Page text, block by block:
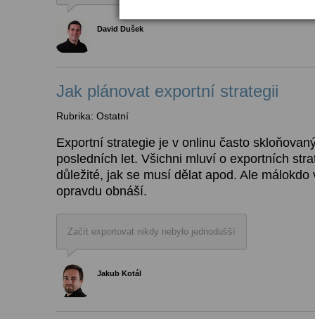
David Dušek
Jak plánovat exportní strategii
Rubrika: Ostatní
Exportní strategie je v onlinu často
posledních let. Všichni mluví o exportních
důležité, jak se musí dělat apod. Ale málokdo
opravdu obnáší.
Začít exportovat nikdy nebylo jednodušší
Jakub Kotál